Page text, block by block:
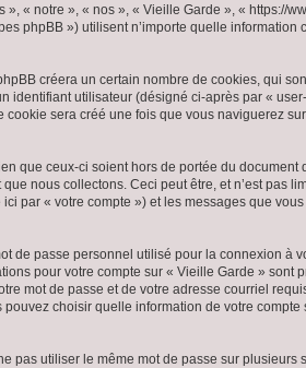
« notre », « nos », « Vieille Garde », « https://
phpBB ») utilisent n’importe quelle information
créera un certain nombre de cookies, qui
identifiant utilisateur (désigné ci-après par «
sera créé une fois que vous naviguerez
que ceux-ci soient hors de portée du
nous collectons. Ceci peut être, et n’est pas
par « votre compte ») et les messages que
de passe personnel utilisé pour la connexion à
pour votre compte sur « Vieille Garde » sont
mot de passe et de votre adresse courriel
choisir quelle information de votre
utiliser le même mot de passe sur plusieurs